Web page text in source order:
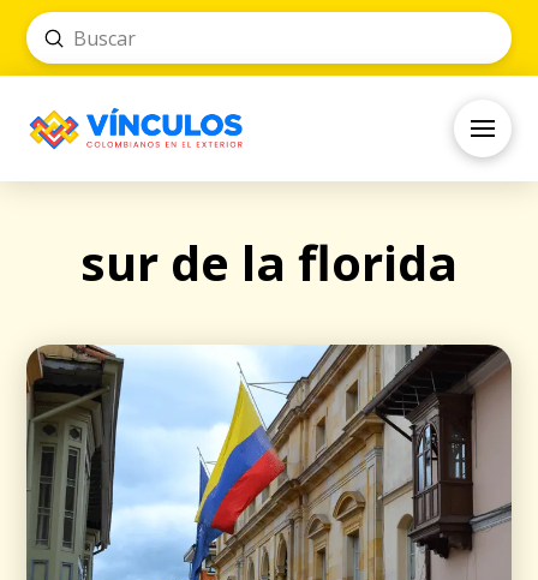
Search
Submit
sur de la florida